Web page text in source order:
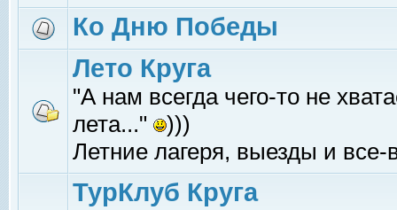
Ко Дню Победы
Лето Круга
"А нам всегда чего-то не
лета..."
)))
Летние лагеря, выезды и все-
ТурКлуб Круга